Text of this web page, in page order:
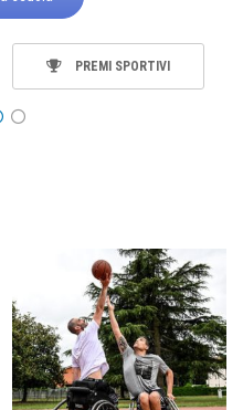
PREMI SPORTIVI